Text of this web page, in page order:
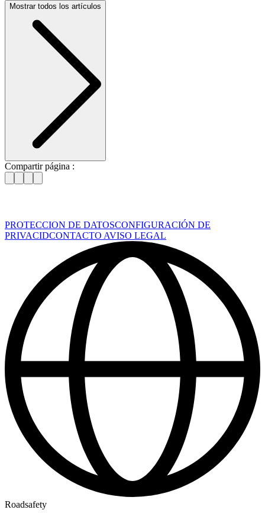
Mostrar todos los artículos
Compartir página :
PROTECCION DE DATOSCONFIGURACIÓN DE
PRIVACIDCONTACTO AVISO LEGAL
Roadsafety